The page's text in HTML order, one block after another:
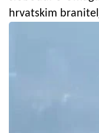
hrvatskim